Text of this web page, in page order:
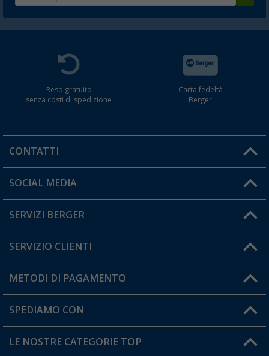
Reso gratuito
senza costi di spedizione
Carta fedeltà
Berger
CONTATTI
Orari di apertura del servizio:
Hai una domanda?
SOCIAL MEDIA
SERVIZI BERGER
Diventare rivenditori
Il mio Account
Carta fedeltà Berger
SERVIZIO CLIENTI
Informazioni sulla spedizione
Resi
METODI DI PAGAMENTO
SPEDIAMO CON
LE NOSTRE CATEGORIE TOP